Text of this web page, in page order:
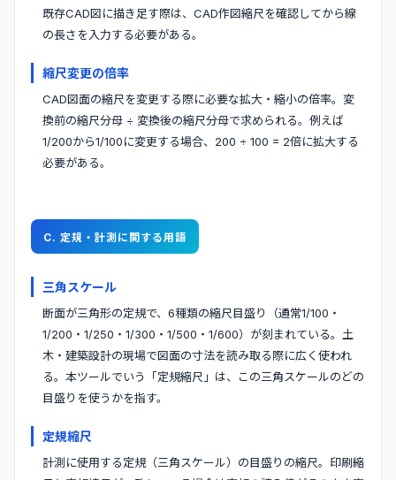
既存CAD図に描き足す際は、CAD作図縮尺を確認してから線
の長さを入力する必要がある。
縮尺変更の倍率
CAD図面の縮尺を変更する際に必要な拡大・縮小の倍率。変
換前の縮尺分母 ÷ 変換後の縮尺分母で求められる。例えば
1/200から1/100に変更する場合、200 ÷ 100 = 2倍に拡大する
必要がある。
C. 定規・計測に関する用語
三角スケール
断面が三角形の定規で、6種類の縮尺目盛り（通常1/100・
1/200・1/250・1/300・1/500・1/600）が刻まれている。土
木・建築設計の現場で図面の寸法を読み取る際に広く使われ
る。本ツールでいう「定規縮尺」は、この三角スケールのどの
目盛りを使うかを指す。
定規縮尺
計測に使用する定規（三角スケール）の目盛りの縮尺。印刷縮